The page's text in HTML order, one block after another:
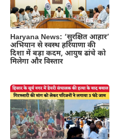
Haryana News: ‘सुरक्षित आहार’
अभियान से स्वस्थ हरियाणा की
दिशा में बड़ा कदम, आयुष ढांचे को
मिलेगा और विस्तार